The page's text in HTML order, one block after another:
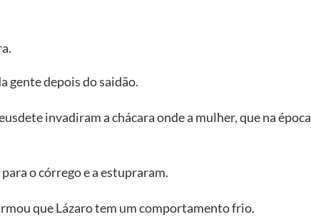
gente depois do saidão.
invadiram a chácara onde a mulher, que na época
o córrego e a estupraram.
que Lázaro tem um comportamento frio.